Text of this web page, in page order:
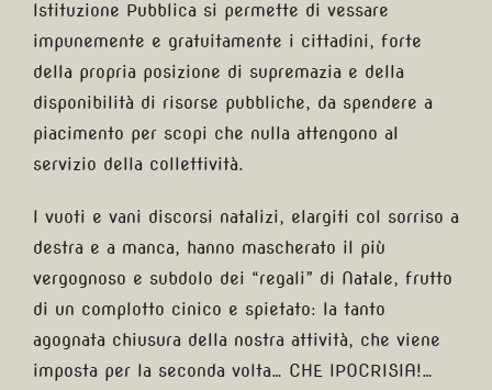
Istituzione Pubblica si permette di vessare
impunemente e gratuitamente i cittadini, forte
della propria posizione di supremazia e della
disponibilità di risorse pubbliche, da spendere a
piacimento per scopi che nulla attengono al
servizio della collettività.
I vuoti e vani discorsi natalizi, elargiti col sorriso a
destra e a manca, hanno mascherato il più
vergognoso e subdolo dei “regali” di Natale, frutto
di un complotto cinico e spietato: la tanto
agognata chiusura della nostra attività, che viene
imposta per la seconda volta… CHE IPOCRISIA!…